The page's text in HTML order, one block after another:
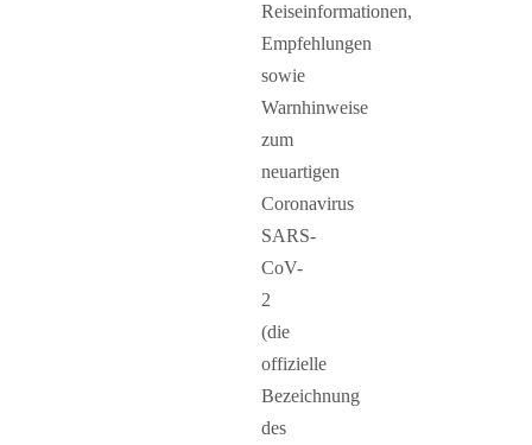
Reiseinformationen,
Empfehlungen
sowie
Warnhinweise
zum
neuartigen
Coronavirus
SARS-
CoV-
2
(die
offizielle
Bezeichnung
des